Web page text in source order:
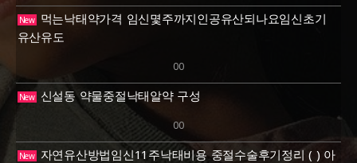
New먹는낙태약가격 임신몇주까지인공유산되나요임신초기
유산유도
00
New신설동 약물중절낙­태알약 구성
00
New자연유산방법임신11주낙태비용 중절수술후기정리 ( ) 아